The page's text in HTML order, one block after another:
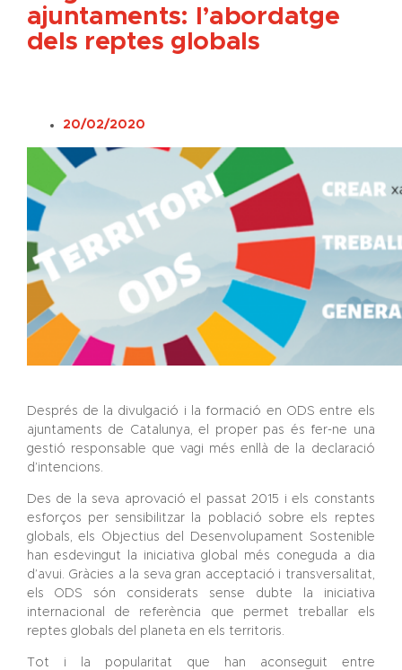
ajuntaments: l’abordatge
dels reptes globals
20/02/2020
Després de la divulgació i la formació en ODS entre els
ajuntaments de Catalunya, el proper pas és fer-ne una
gestió responsable que vagi més enllà de la declaració
d’intencions.
Des de la seva aprovació el passat 2015 i els constants
esforços per sensibilitzar la població sobre els reptes
globals, els Objectius del Desenvolupament Sostenible
han esdevingut la iniciativa global més coneguda a dia
d’avui. Gràcies a la seva gran acceptació i transversalitat,
els ODS són considerats sense dubte la iniciativa
internacional de referència que permet treballar els
reptes globals del planeta en els territoris.
Tot i la popularitat que han aconseguit entre